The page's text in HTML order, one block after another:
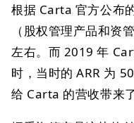
根据 Carta 官方公布
（股权管理产品和资
左右。而 2019 年
时，当时的 ARR 为
给 Carta 的营收带来